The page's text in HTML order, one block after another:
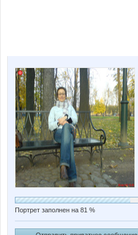
Портрет заполнен на 81 %